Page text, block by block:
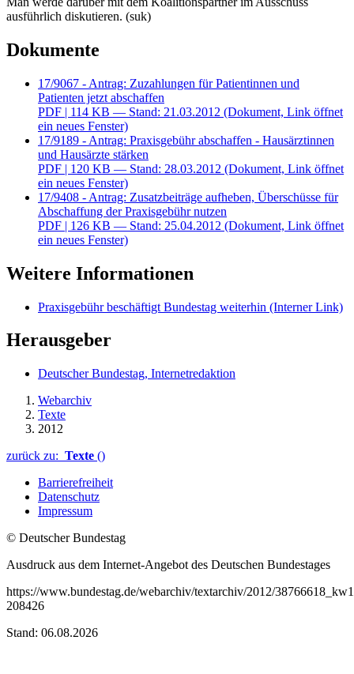
ausführlich diskutieren. (suk)
Dokumente
17/9067 - Antrag: Zuzahlungen für Patientinnen und
Patienten jetzt abschaffen
PDF | 114 KB — Stand: 21.03.2012 (Dokument, Link öffnet
ein neues Fenster)
17/9189 - Antrag: Praxisgebühr abschaffen - Hausärztinnen
und Hausärzte stärken
PDF | 120 KB — Stand: 28.03.2012 (Dokument, Link öffnet
ein neues Fenster)
17/9408 - Antrag: Zusatzbeiträge aufheben, Überschüsse für
Abschaffung der Praxisgebühr nutzen
PDF | 126 KB — Stand: 25.04.2012 (Dokument, Link öffnet
ein neues Fenster)
Weitere Informationen
Praxisgebühr beschäftigt Bundestag weiterhin (Interner Link)
Herausgeber
Deutscher Bundestag, Internetredaktion
Webarchiv
Texte
2012
zurück zu: Texte ()
Barrierefreiheit
Datenschutz
Impressum
© Deutscher Bundestag
Ausdruck aus dem Internet-Angebot des Deutschen Bundestages
https://www.bundestag.de/webarchiv/textarchiv/2012/
208426
Stand: 06.08.2026